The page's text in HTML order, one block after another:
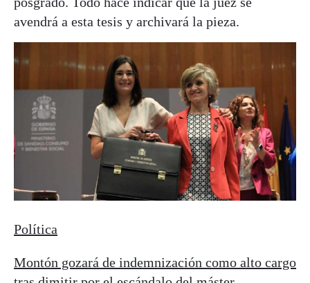
avendrá a esta tesis y archivará la pieza.
Política
Montón gozará de indemnización como alto cargo